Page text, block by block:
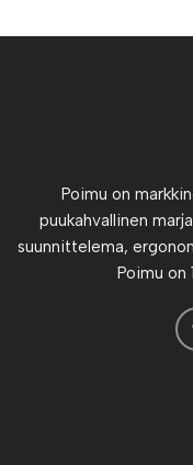
Poimu on
puukahvallinen
suunnittelema,
Poimu on